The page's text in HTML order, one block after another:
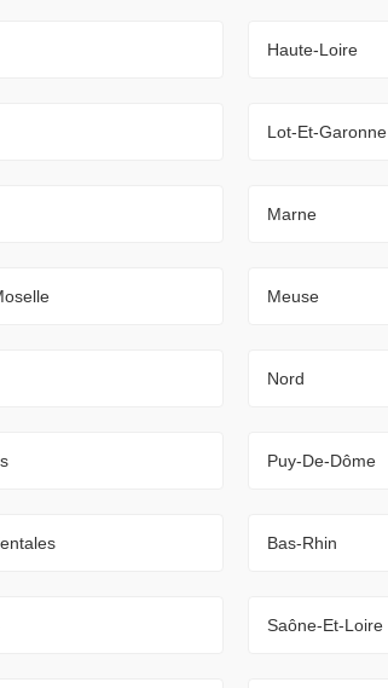
Haute-Loire
Lot-Et-Garonne
Marne
Meuse
Nord
Puy-De-Dôme
Bas-Rhin
Saône-Et-Loire